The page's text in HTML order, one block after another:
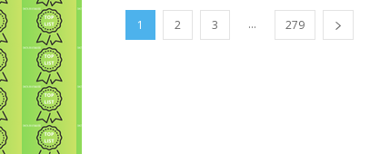
1 2 3 ... 279